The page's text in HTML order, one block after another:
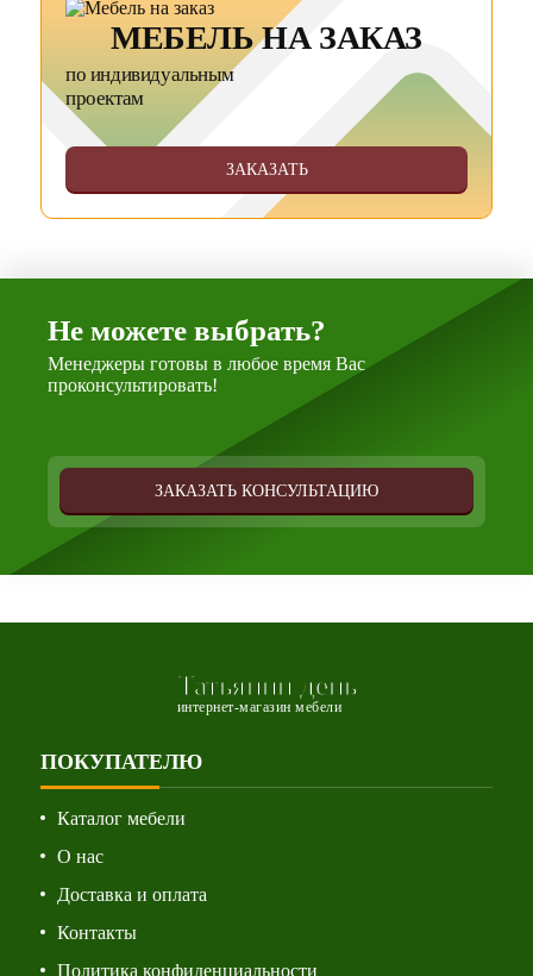
МЕБЕЛЬ НА ЗАКАЗ
по индивидуальным
проектам
ЗАКАЗАТЬ
Не можете выбрать?
Менеджеры готовы в любое время Вас
проконсультировать!
ЗАКАЗАТЬ КОНСУЛЬТАЦИЮ
Татьянин день
интернет-магазин мебели
ПОКУПАТЕЛЮ
Каталог мебели
О нас
Доставка и оплата
Контакты
Политика конфиденциальности